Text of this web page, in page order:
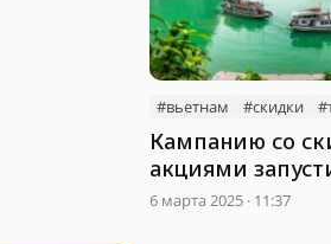
#вьетнам #скидки
Кампанию со
акциями
туристов во
6 марта 2025 · 11:37